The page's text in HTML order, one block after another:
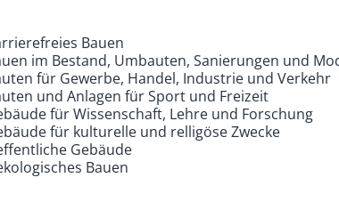
Bauen
im Bestand, Umbauten, Sanierungen und
für Gewerbe, Handel, Industrie und Verkehr
und Anlagen für Sport und Freizeit
für Wissenschaft, Lehre und Forschung
für kulturelle und relligöse Zwecke
Gebäude
Bauen